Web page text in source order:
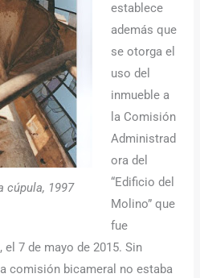
cúpula, 1997
establece
además que
se otorga el
uso del
inmueble a
la Comisión
Administrad
ora del
“Edificio del
Molino” que
fue
7 de mayo de 2015. Sin
comisión bicameral no estaba